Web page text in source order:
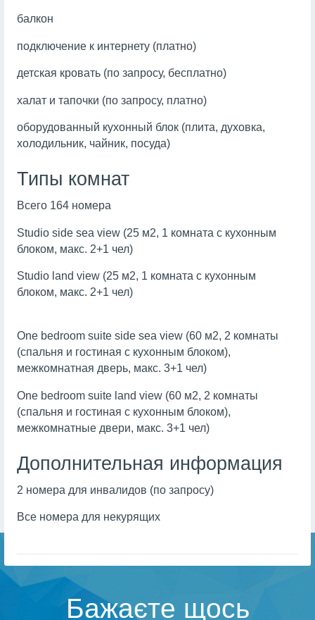
балкон
подключение к интернету (платно)
детская кровать (по запросу, бесплатно)
халат и тапочки (по запросу, платно)
оборудованный кухонный блок (плита, духовка,
холодильник, чайник, посуда)
Типы комнат
Всего 164 номера
Studio side sea view (25 м2, 1 комната с кухонным
блоком, макс. 2+1 чел)
Studio land view (25 м2, 1 комната с кухонным
блоком, макс. 2+1 чел)
One bedroom suite side sea view (60 м2, 2 комнаты
(спальня и гостиная с кухонным блоком),
межкомнатная дверь, макс. 3+1 чел)
One bedroom suite land view (60 м2, 2 комнаты
(спальня и гостиная с кухонным блоком),
межкомнатные двери, макс. 3+1 чел)
Дополнительная информация
2 номера для инвалидов (по запросу)
Все номера для некурящих
Бажаєте щось